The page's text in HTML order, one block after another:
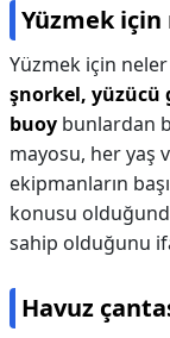
Yüzmek
Yüzmek için
şnorkel, yüzücü
buoy bunlardan
mayosu, her yaş
ekipmanların
konusu
sahip olduğunu
Havuz